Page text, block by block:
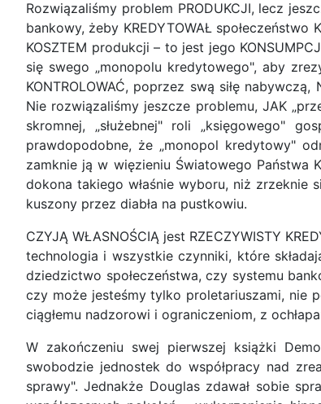
Rozwiązaliśmy problem PRODUKCJI, lecz
bankowy, żeby KREDYTOWAŁ społeczeństwo
KOSZTEM produkcji – to jest jego
się swego „monopolu kredytowego", aby
KONTROLOWAĆ, poprzez swą siłę
Nie rozwiązaliśmy jeszcze problemu, JAK
skromnej, „służebnej" roli „księgowego"
prawdopodobne, że „monopol kredytowy"
zamknie ją w więzieniu Światowego Państwa
dokona takiego właśnie wyboru, niż zrzeknie
kuszony przez diabła na pustkowiu.
CZYJĄ WŁASNOŚCIĄ jest RZECZYWISTY
technologia i wszystkie czynniki, które
dziedzictwo społeczeństwa, czy systemu
czy może jesteśmy tylko proletariuszami, nie
ciągłemu nadzorowi i ograniczeniom, z
W zakończeniu swej pierwszej książki
swobodzie jednostek do współpracy nad
sprawy". Jednakże Douglas zdawał sobie